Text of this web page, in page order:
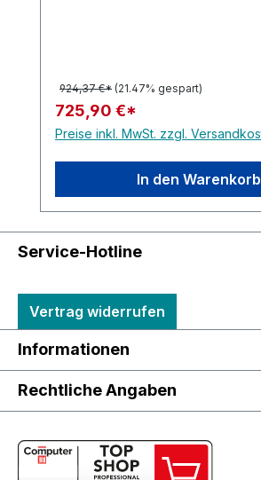
924,37 €* (21.47% gespart)
725,90 €*
Preise inkl. MwSt. zzgl.
In den Warenkorb
Service-Hotline
Vertrag widerrufen
Informationen
Rechtliche Angaben